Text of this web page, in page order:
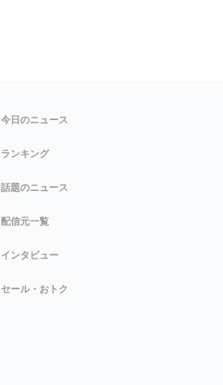
今日のニュース
ランキング
話題のニュース
配信元一覧
インタビュー
セール・おトク